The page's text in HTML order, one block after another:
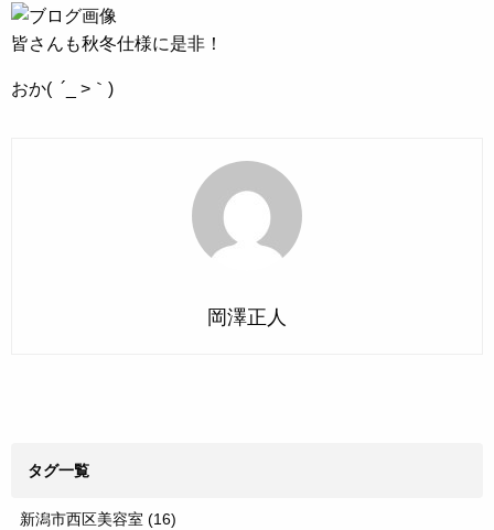
皆さんも秋冬仕様に是非！
おか( ´_ >｀)
岡澤正人
タグ一覧
新潟市西区美容室 (16)